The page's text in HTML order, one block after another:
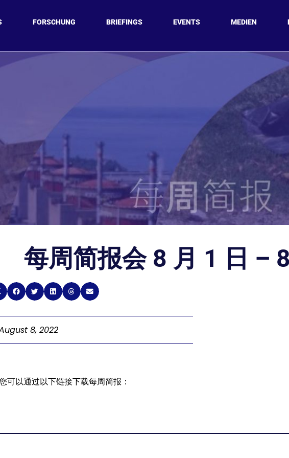
FORSCHUNG BRIEFINGS EVENTS MEDIEN
每周简报会 8 月 1 日 –
8, 2022
可以通过以下链接下载每周简报：